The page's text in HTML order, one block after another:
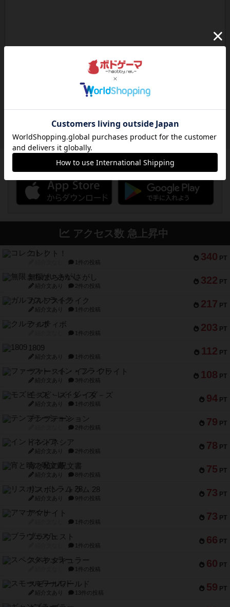
ボドゲーマのアプリ版はこちら
アクセス数 急上昇中
340 PT
コレクト！
1件の投稿
322 PT
無限まちがいさがし
紹介文あり 2件の投稿
217 PT
ガルフストライク
紹介文あり 1件の投稿
203 PT
クルティボ
1件の投稿
112 PT
1809
紹介文あり 1件の投稿
108 PT
ファースト・イン・フライト
紹介文あり 3件の投稿
94 PT
モズビ－ズ・レイダ－ズ
紹介文あり 1件の投稿
79 PT
テンプテーション
2件の投稿
78 PT
インドネシア
紹介文あり 2件の投稿
75 PT
宵と暁の呪文書
紹介文あり 8件の投稿
73 PT
リスボン・トラム 28
紹介文あり 9件の投稿
73 PT
アマナイト
1件の投稿
66 PT
ブラヴェスト
1件の投稿
60 PT
スペクタキュラー
1件の投稿
59 PT
スモールワールド
紹介文あり 13件の投稿